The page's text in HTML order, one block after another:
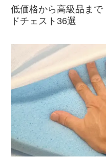
低価格から高級品ま
ドチェスト36選